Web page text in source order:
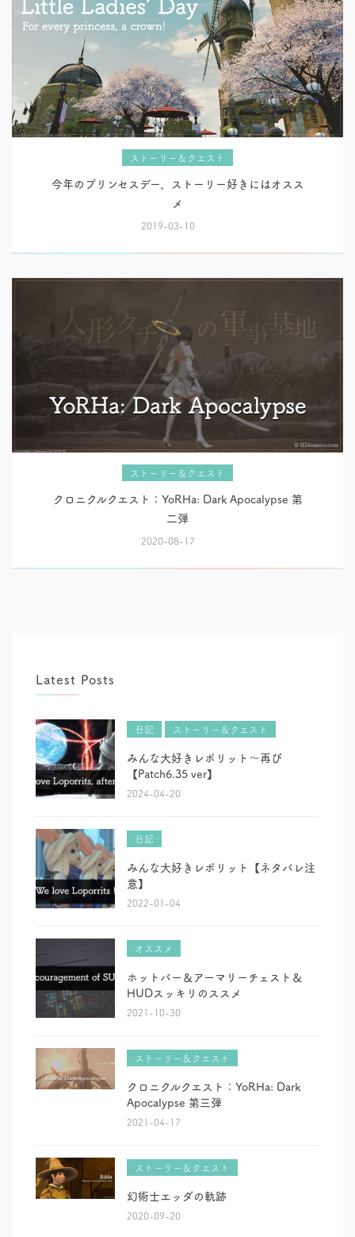
ストーリー＆クエスト
今年のプリンセスデー、ストーリー好きにはオスス
メ
2019-03-10
ストーリー＆クエスト
クロニクルクエスト：YoRHa: Dark Apocalypse 第
二弾
2020-08-17
Latest Posts
日記 ストーリー＆クエスト
みんな大好きレポリット～再び
【Patch6.35 ver】
2024-04-20
日記
みんな大好きレポリット【ネタバレ注
意】
2022-01-04
オススメ
ホットバー＆アーマリーチェスト＆
HUDスッキリのススメ
2021-10-30
ストーリー＆クエスト
クロニクルクエスト：YoRHa: Dark
Apocalypse 第三弾
2021-04-17
ストーリー＆クエスト
幻術士エッダの軌跡
2020-09-20